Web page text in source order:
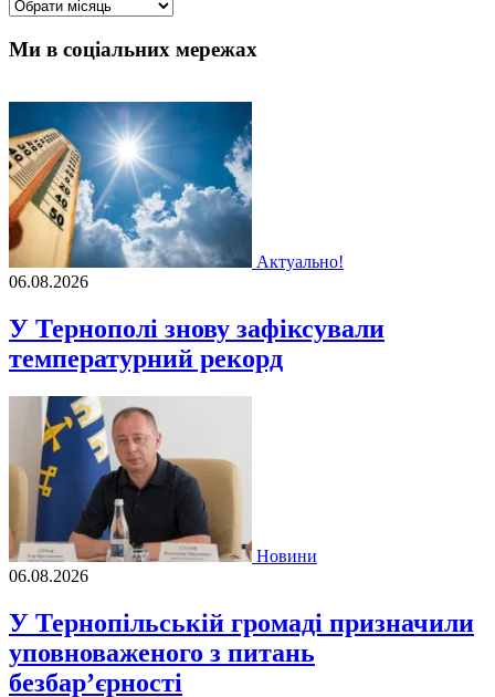
Ми в соціальних мережах
Актуально!
06.08.2026
У Тернополі знову зафіксували
температурний рекорд
Новини
06.08.2026
У Тернопільській громаді призначили
уповноваженого з питань
безбар’єрності